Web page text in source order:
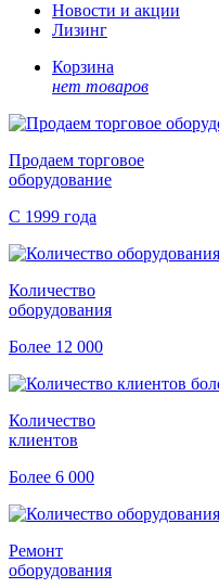
Новости и акции
Лизинг
Корзина
нет товаров
Продаем торговое
оборудование
С 1999 года
Количество
оборудования
Более 12 000
Количество
клиентов
Более 6 000
Ремонт
оборудования